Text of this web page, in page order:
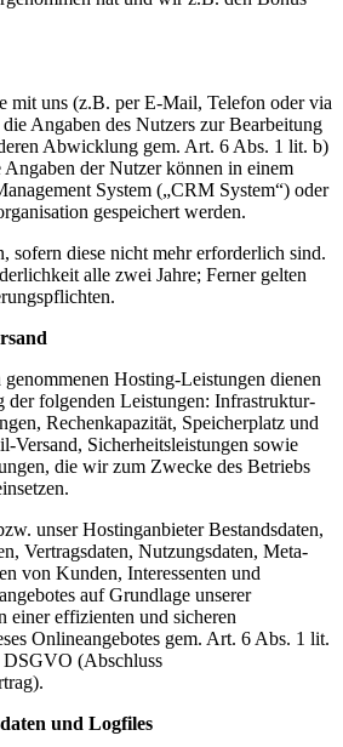
mit uns (z.B. per E-Mail, Telefon oder via
Angaben des Nutzers zur Bearbeitung
Abwicklung gem. Art. 6 Abs. 1 lit. b)
der Nutzer können in einem
System („CRM System“) oder
gespeichert werden.
sofern diese nicht mehr erforderlich sind.
alle zwei Jahre; Ferner gelten
Hosting-Leistungen dienen
der folgenden Leistungen: Infrastruktur-
Rechenkapazität, Speicherplatz und
Versand, Sicherheitsleistungen sowie
die wir zum Zwecke des Betriebs
unser Hostinganbieter Bestandsdaten,
Vertragsdaten, Nutzungsdaten, Meta-
von Kunden, Interessenten und
auf Grundlage unserer
einer effizienten und sicheren
Onlineangebotes gem. Art. 6 Abs. 1 lit.
(Abschluss
und Logfiles